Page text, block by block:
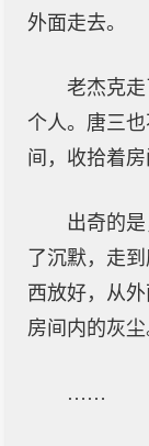
外面走去。
老杰克
个人。唐三
间，收拾着房
出奇的
了沉默，走
西放好，从
房间内的灰尘
……